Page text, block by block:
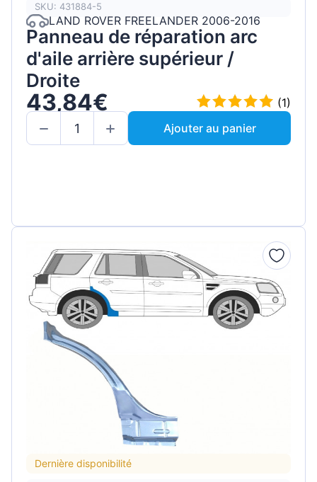
SKU: 431884-5
LAND ROVER FREELANDER 2006-2016
Panneau de réparation arc
d'aile arrière supérieur /
Droite
43,84€
(1)
Ajouter au panier
Dernière disponibilité